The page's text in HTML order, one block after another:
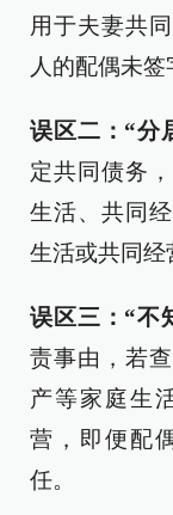
用于夫妻共
人的配偶未
误区二：“分
定共同债务
生活、共同
生活或共同经
误区三：“不
责事由，若
产等家庭生
营，即便配
任。